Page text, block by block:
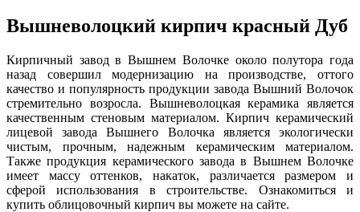
Вышневолоцкий кирпич красный Дуб
Кирпичный завод в Вышнем Волочке около полутора года
назад совершил модернизацию на производстве, оттого
качество и популярность продукции завода Вышний Волочок
стремительно возросла. Вышневолоцкая керамика является
качественным стеновым материалом. Кирпич керамический
лицевой завода Вышнего Волочка является экологически
чистым, прочным, надежным керамическим материалом.
Также продукция керамического завода в Вышнем Волочке
имеет массу оттенков, накаток, различается размером и
сферой использования в строительстве. Ознакомиться и
купить облицовочный кирпич вы можете на сайте.